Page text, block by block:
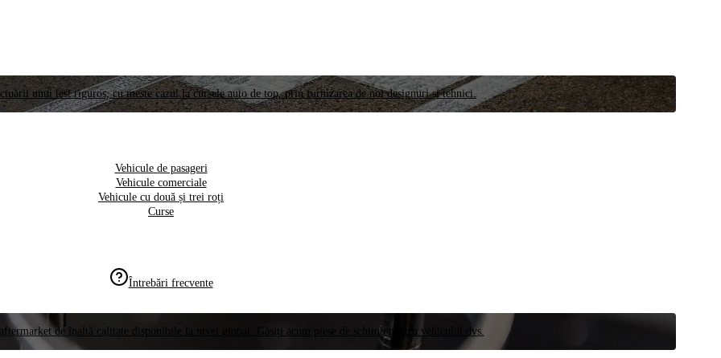
unui test riguros, cu meste cazul la cursele auto de top, prin furnizarea de noi designuri și tehnici.
Vehicule de pasageri
Vehicule comerciale
Vehicule cu două și trei roți
Curse
Întrebări frecvente
de înaltă calitate disponibile la nivel global. Găsiți acum piese de schimb pentru vehiculul dvs.